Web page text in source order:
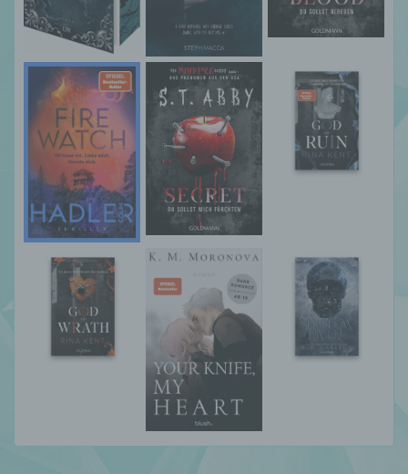
Verantwortlicher ist die natürliche oder
juristische Person, Behörde, Einrichtung
oder andere Stelle, die allein oder
gemeinsam mit anderen über die Zwecke
und Mittel der Verarbeitung von
personenbezogenen Daten entscheidet.
Sind die Zwecke und Mittel dieser
Verarbeitung durch das Unionsrecht oder
das Recht der Mitgliedstaaten vorgegeben,
so kann der Verantwortliche
beziehungsweise können die bestimmten
Kriterien seiner Benennung nach dem
Unionsrecht oder dem Recht der
Mitgliedstaaten vorgesehen werden.
h) Auftragsverarbeiter
Auftragsverarbeiter ist eine natürliche oder
juristische Person, Behörde, Einrichtung
oder andere Stelle, die personenbezogene
Daten im Auftrag des Verantwortlichen